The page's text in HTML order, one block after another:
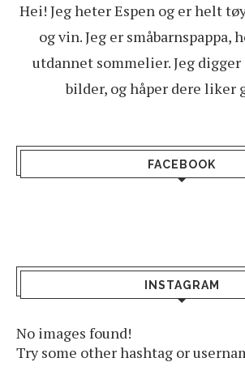
Hei! Jeg heter Espen og er helt
og vin. Jeg er småbarnspappa,
utdannet sommelier. Jeg digger
bilder, og håper dere liker
FACEBOOK
INSTAGRAM
No images found!
Try some other hashtag or